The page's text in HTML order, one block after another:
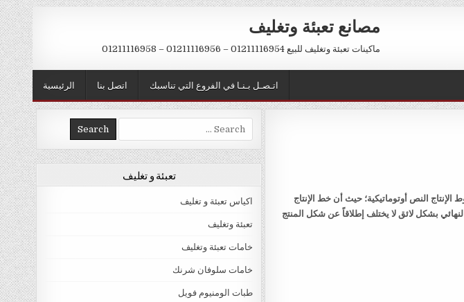
مصانع تعبئة وتغليف
ماكينات تعبئة وتغليف للبيع 01211116954 – 01211116956 – 01211116958
الرئيسية اتصل بنا اتـصـل بـنـا في الفروع التي تناسبك
النص أوتوماتيكية؛ حيث أن خط الإنتاج
بشكل لائق لا يختلف إطلاقاً عن شكل المنتج
Search
for:
تعبئة و تغليف
اكياس تعبئة و تغليف
تعبئة وتغليف
خامات تعبئة وتغليف
خامات سلوفان شرنك
طبات الومنيوم فويل